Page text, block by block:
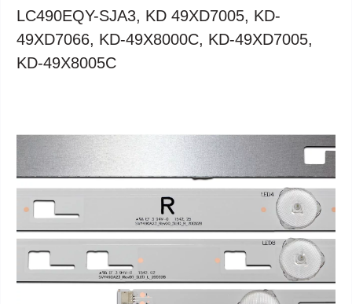
LC490EQY-SJA3, KD 49XD7005, KD-
49XD7066, KD-49X8000C, KD-49XD7005,
KD-49X8005C